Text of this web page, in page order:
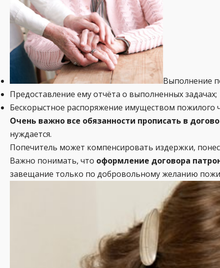
Выполнение
Предоставление ему отчёта о выполненных задачах;
Бескорыстное распоряжение имуществом пожилого
Очень важно все обязанности прописать в
нуждается.
Попечитель может компенсировать издержки,
Важно понимать, что оформление договора
завещание только по добровольному желанию